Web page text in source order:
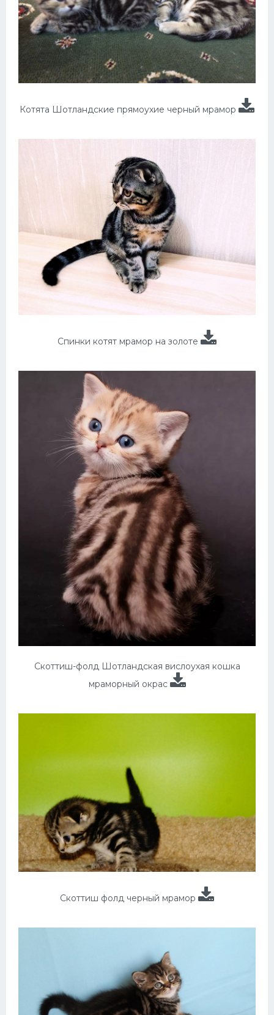
Котята Шотландские прямоухие черный мрамор
Спинки котят мрамор на золоте
Скоттиш-фолд Шотландская вислоухая кошка
мраморный окрас
Скоттиш фолд черный мрамор